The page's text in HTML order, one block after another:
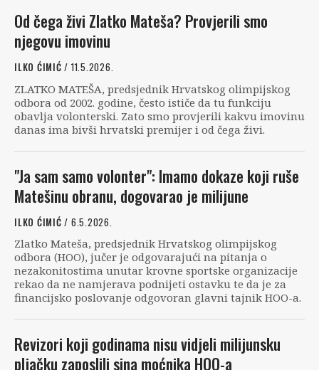
Od čega živi Zlatko Mateša? Provjerili smo
njegovu imovinu
ILKO ĆIMIĆ / 11.5.2026.
ZLATKO MATEŠA, predsjednik Hrvatskog olimpijskog
odbora od 2002. godine, često ističe da tu funkciju
obavlja volonterski. Zato smo provjerili kakvu imovinu
danas ima bivši hrvatski premijer i od čega živi.
"Ja sam samo volonter": Imamo dokaze koji ruše
Matešinu obranu, dogovarao je milijune
ILKO ĆIMIĆ / 6.5.2026.
Zlatko Mateša, predsjednik Hrvatskog olimpijskog
odbora (HOO), jučer je odgovarajući na pitanja o
nezakonitostima unutar krovne sportske organizacije
rekao da ne namjerava podnijeti ostavku te da je za
financijsko poslovanje odgovoran glavni tajnik HOO-a.
Revizori koji godinama nisu vidjeli milijunsku
pljačku zaposlili sina moćnika HOO-a